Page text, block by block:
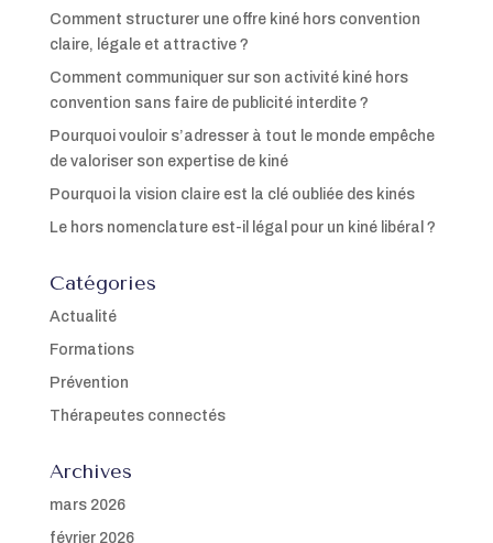
Comment structurer une offre kiné hors convention
claire, légale et attractive ?
Comment communiquer sur son activité kiné hors
convention sans faire de publicité interdite ?
Pourquoi vouloir s’adresser à tout le monde empêche
de valoriser son expertise de kiné
Pourquoi la vision claire est la clé oubliée des kinés
Le hors nomenclature est-il légal pour un kiné libéral ?
Catégories
Actualité
Formations
Prévention
Thérapeutes connectés
Archives
mars 2026
février 2026